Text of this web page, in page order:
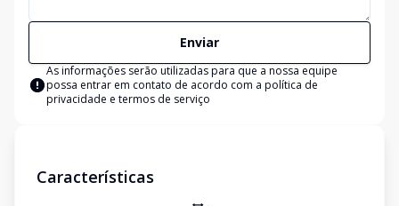
Enviar
As informações serão utilizadas para que a nossa equipe
possa entrar em contato de acordo com a política de
privacidade e termos de serviço
Características